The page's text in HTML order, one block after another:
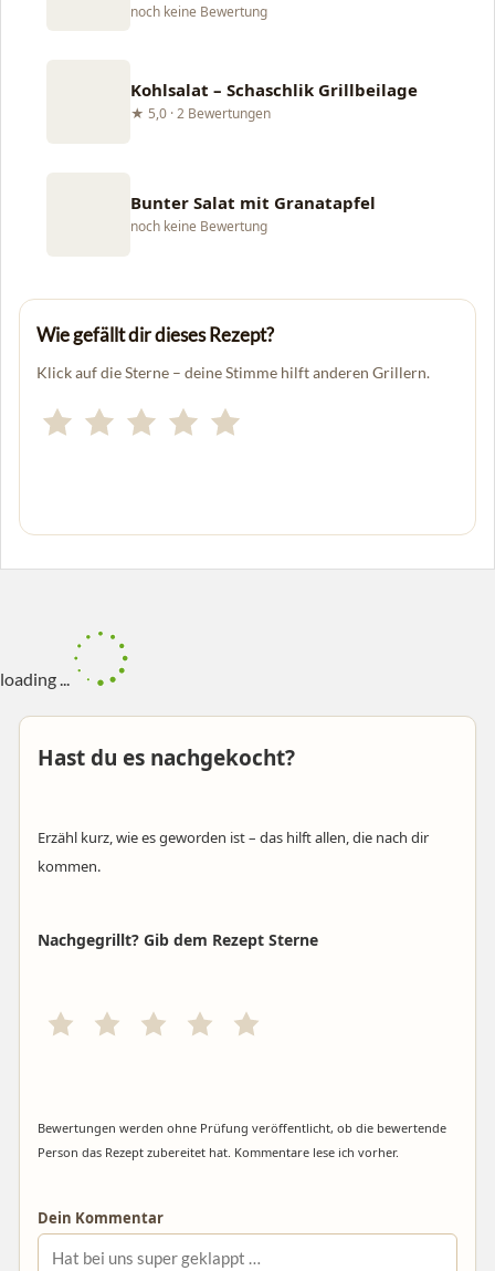
noch keine Bewertung
Kohlsalat – Schaschlik Grillbeilage
★ 5,0 · 2 Bewertungen
Bunter Salat mit Granatapfel
noch keine Bewertung
Wie gefällt dir dieses Rezept?
Klick auf die Sterne – deine Stimme hilft anderen Grillern.
loading ...
Hast du es nachgekocht?
Erzähl kurz, wie es geworden ist – das hilft allen, die nach dir
kommen.
Nachgegrillt? Gib dem Rezept Sterne
Bewertungen werden ohne Prüfung veröffentlicht, ob die bewertende
Person das Rezept zubereitet hat. Kommentare lese ich vorher.
Dein Kommentar